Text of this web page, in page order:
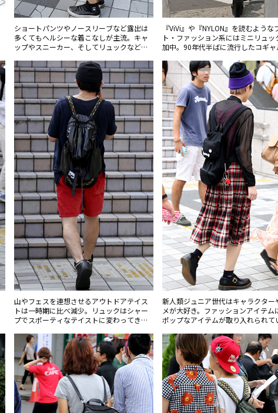
ショートパンツやノースリーブなど露出は
多くてもヘルシーな着こなしが主流。キャ
ップやスニーカー、そしてリュックなどス
感覚」も今回のブームの特徴だ。
『ViVi』や『NYLON』を読むような
ト・ファッション系にはミニリュッ
加中。90年代半ばに流行したコギャ
山やフェスを連想させるアウトドアテイス
トは一時期に比べ減少。リュックはシャー
プでスポーティなテイストに変わってきて
新人類ジュニア世代はキャラクター
メが大好き。ファッションアイテム
ポップなアイテムが取り入れられて